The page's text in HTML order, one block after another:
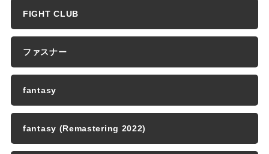
FIGHT CLUB
ファスナー
fantasy
fantasy (Remastering 2022)